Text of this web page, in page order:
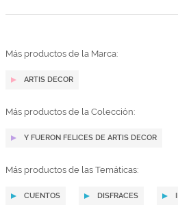
Más productos de la Marca:
ARTIS DECOR
Más productos de la Colección:
Y FUERON FELICES DE ARTIS DECOR
Más productos de las Temáticas:
CUENTOS DISFRACES